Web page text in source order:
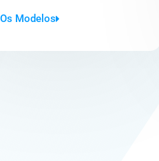
Modelos